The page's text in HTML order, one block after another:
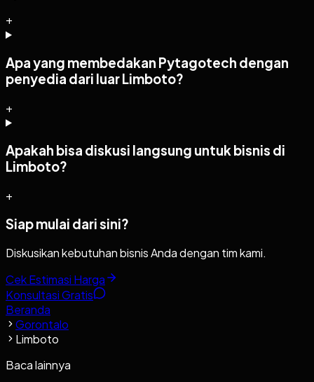
+
Apa yang membedakan Pytagotech dengan
penyedia dari luar Limboto?
+
Apakah bisa diskusi langsung untuk bisnis di
Limboto?
+
Siap mulai dari sini?
Diskusikan kebutuhan bisnis Anda dengan tim kami.
Cek Estimasi Harga
Konsultasi Gratis
Beranda
Gorontalo
Limboto
Baca lainnya